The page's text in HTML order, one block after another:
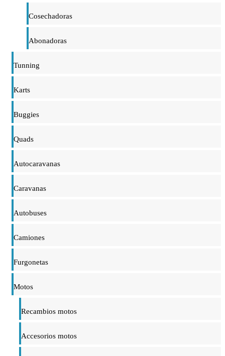
Cosechadoras
Abonadoras
Tunning
Karts
Buggies
Quads
Autocaravanas
Caravanas
Autobuses
Camiones
Furgonetas
Motos
Recambios motos
Accesorios motos